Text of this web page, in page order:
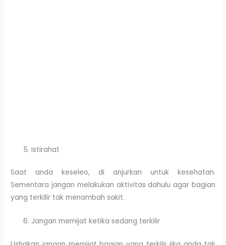
Istirahat
Saat anda keseleo, di anjurkan untuk kesehatan.
Sementara jangan melakukan aktivitas dahulu agar bagian
yang terkilir tak menambah sakit.
Jangan memijat ketika sedang terkilir